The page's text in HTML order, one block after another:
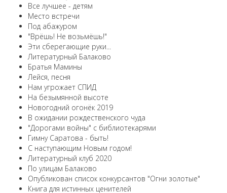
Все лучшее - детям
Место встречи
Под абажуром
"Врёшь! Не возьмёшь!"
Эти сберегающие руки...
Литературный Балаково
Братья Мамины
Лейся, песня
Нам угрожает СПИД
На безымянной высоте
Новогодний огонёк 2019
В ожидании рождественского чуда
"Дорогами войны" с библиотекарями
Гимну Саратова - быть!
С наступающим Новым годом!
Литературный клуб 2020
По улицам Балаково
Опубликован список конкурсантов "Огни золотые"
Книга для истинных ценителей